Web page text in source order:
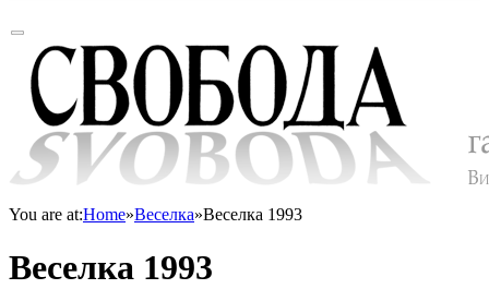
You are at:Home»Веселка»Веселка 1993
Веселка 1993